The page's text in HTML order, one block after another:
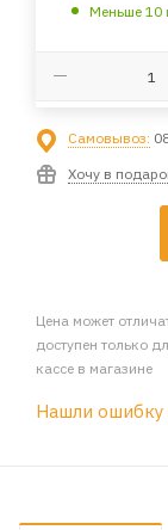
Меньше 10
Самовывоз:
Хочу в
Цена может
доступен только
кассе в магазине
Нашли ошибку